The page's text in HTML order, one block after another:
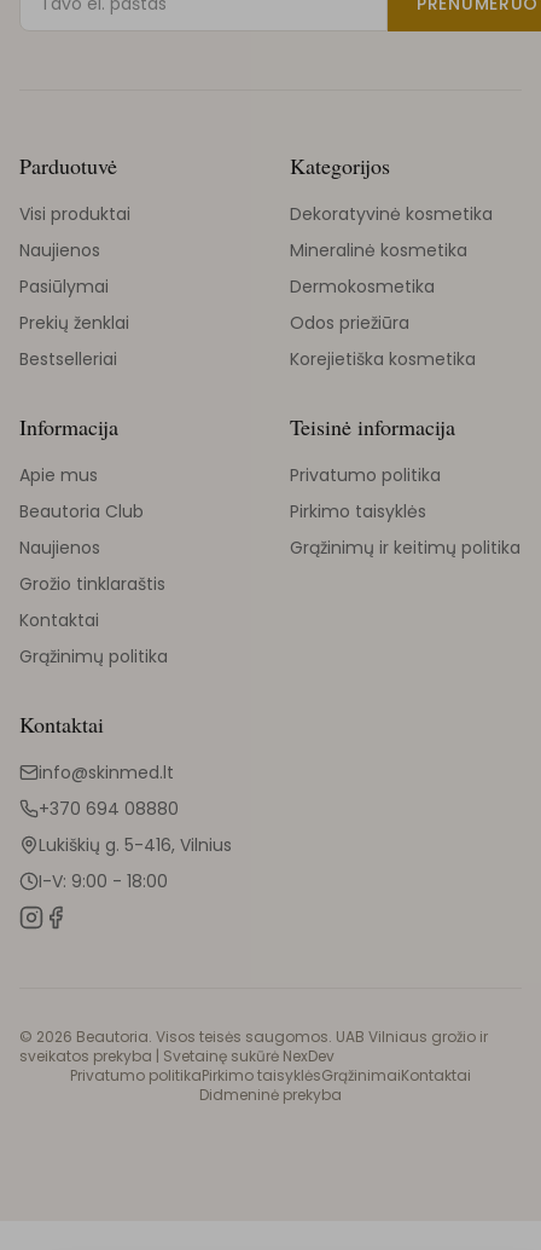
Parduotuvė
Visi produktai
Naujienos
Pasiūlymai
Prekių ženklai
Bestselleriai
Kategorijos
Dekoratyvinė kosmetika
Mineralinė kosmetika
Dermokosmetika
Odos priežiūra
Korejietiška kosmetika
Informacija
Apie mus
Beautoria Club
Naujienos
Grožio tinklaraštis
Kontaktai
Grąžinimų politika
Teisinė informacija
Privatumo politika
Pirkimo taisyklės
Grąžinimų ir keitimų politika
Kontaktai
info@skinmed.lt
+370 694 08880
Lukiškių g. 5-416, Vilnius
I-V: 9:00 - 18:00
© 2026 Beautoria. Visos teisės saugomos. UAB Vilniaus grožio ir
sveikatos prekyba | Svetainę sukūrė NexDev
Privatumo politikaPirkimo taisyklėsGrąžinimaiKontaktai
Didmeninė prekyba